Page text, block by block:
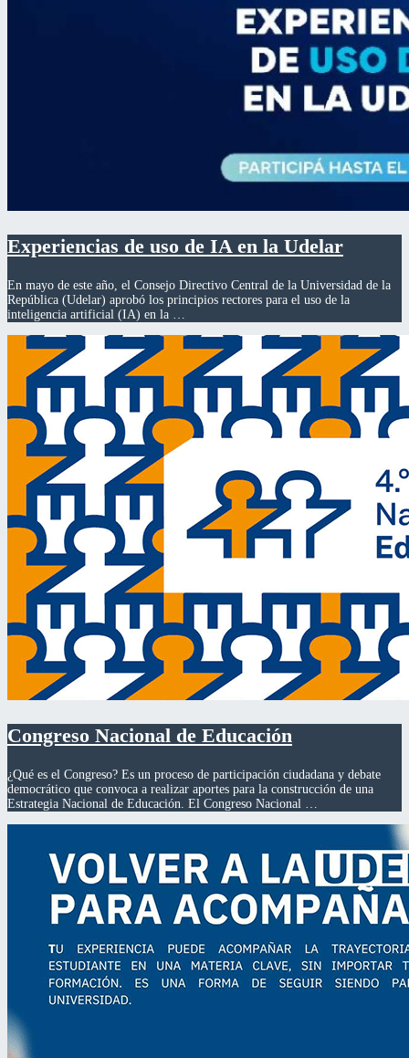
Experiencias de uso de IA en la Udelar
En mayo de este año, el Consejo Directivo Central de la Universidad de la
República (Udelar) aprobó los principios rectores para el uso de la
inteligencia artificial (IA) en la …
Congreso Nacional de Educación
¿Qué es el Congreso? Es un proceso de participación ciudadana y debate
democrático que convoca a realizar aportes para la construcción de una
Estrategia Nacional de Educación. El Congreso Nacional …